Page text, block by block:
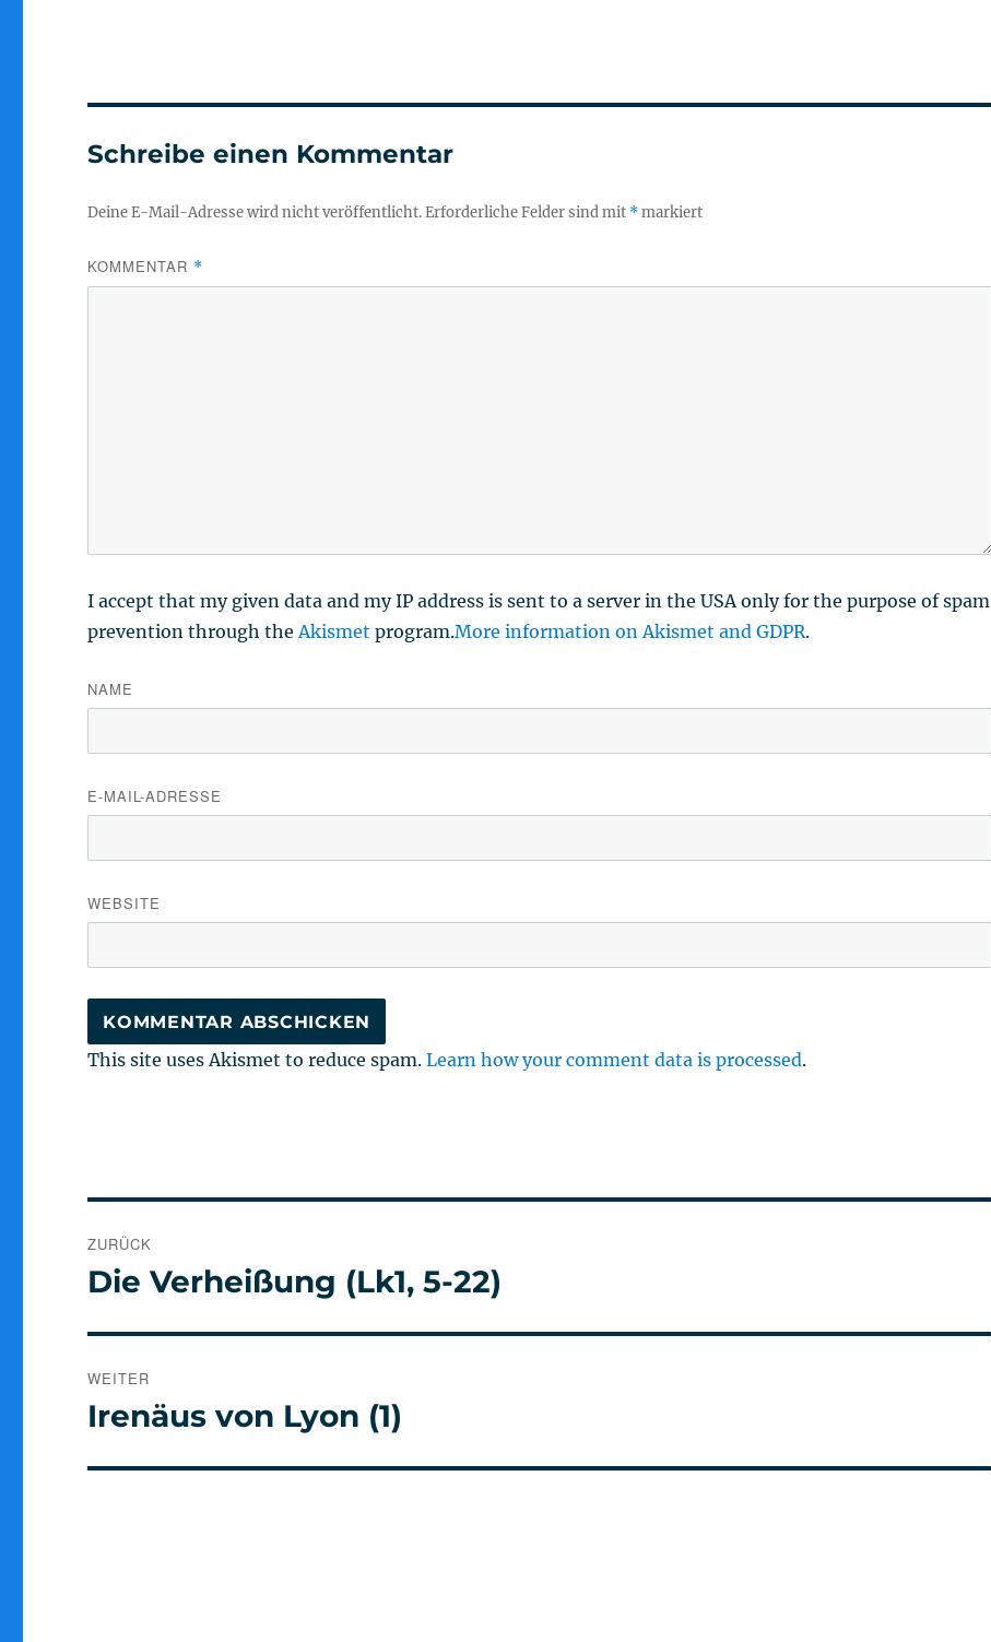
Schreibe einen Kommentar
Deine E-Mail-Adresse wird nicht veröffentlicht.Erforderliche Felder sind mit *markiert
KOMMENTAR *
I accept that my given data and my IP address is sent to a server in the USA only for the purpose of spam
prevention through theAkismet program.More information on Akismet and GDPR.
NAME
E-MAIL-ADRESSE
WEBSITE
This site uses Akismet to reduce spam.Learn how your comment data is processed.
ZURÜCK
Vorheriger
Die Verheißung (Lk1, 5-22)
WEITER
Nächster
Irenäus von Lyon (1)